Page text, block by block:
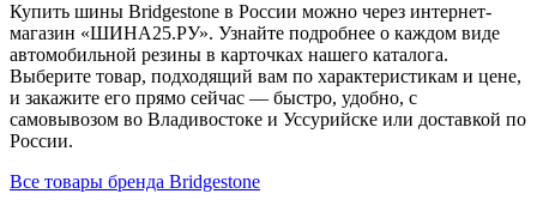
Купить шины Bridgestone в России можно через интернет-
магазин «ШИНА25.РУ». Узнайте подробнее о каждом виде
автомобильной резины в карточках нашего каталога.
Выберите товар, подходящий вам по характеристикам и цене,
и закажите его прямо сейчас — быстро, удобно, с
самовывозом во Владивостоке и Уссурийске или доставкой по
России.
Все товары бренда Bridgestone